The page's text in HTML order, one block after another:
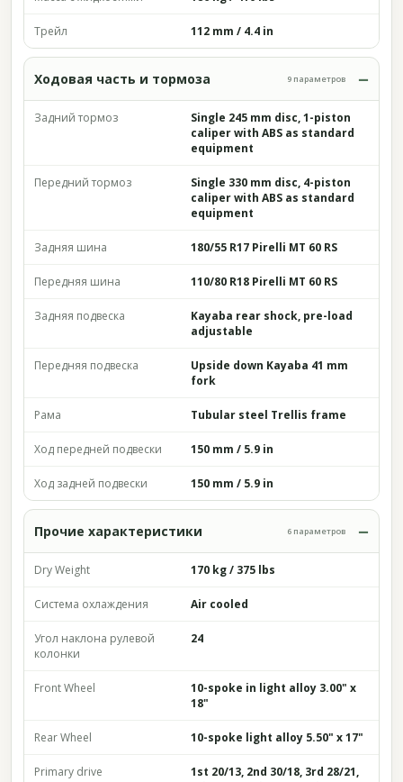
Трейл 112 mm / 4.4 in
Ходовая часть и тормоза 9 параметров
Задний тормоз
Single 245 mm disc, 1-piston
caliper with ABS as standard
equipment
Передний тормоз
Single 330 mm disc, 4-piston
caliper with ABS as standard
equipment
Задняя шина 180/55 R17 Pirelli MT 60 RS
Передняя шина 110/80 R18 Pirelli MT 60 RS
Задняя подвеска
Kayaba rear shock, pre-load
adjustable
Передняя подвеска
Upside down Kayaba 41 mm
fork
Рама Tubular steel Trellis frame
Ход передней подвески 150 mm / 5.9 in
Ход задней подвески 150 mm / 5.9 in
Прочие характеристики 6 параметров
Dry Weight 170 kg / 375 lbs
Система охлаждения Air cooled
Угол наклона рулевой
колонки
24
Front Wheel
10-spoke in light alloy 3.00" x
18"
Rear Wheel 10-spoke light alloy 5.50" x 17"
Primary drive
1st 20/13, 2nd 30/18, 3rd 28/21,